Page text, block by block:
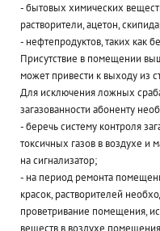
- бытовых химических
растворители, ацетон,
- нефтепродуктов, таких как
Присутствие в помещении
может привести к выходу из
Для исключения ложных
загазованности абоненту
- беречь систему контроля
токсичных газов в воздухе и
на сигнализатор;
- на период ремонта
красок, растворителей
проветривание помещения,
веществ в воздухе